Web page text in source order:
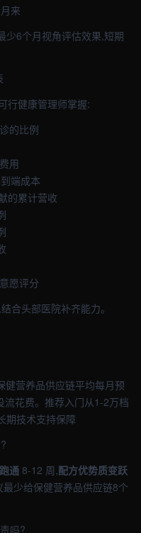
来
少6个月视角评估效果,短期
行健康管理师掌握:
的比例
用
端成本
的累计营收
愿评分
合头部医院补齐能力。
健营养品供应链平均每月预
花费。推荐入门从1-2万档
期技术支持保障
通 8-12 周,配方优势质变跃
少给保健营养品供应链8个
吗?